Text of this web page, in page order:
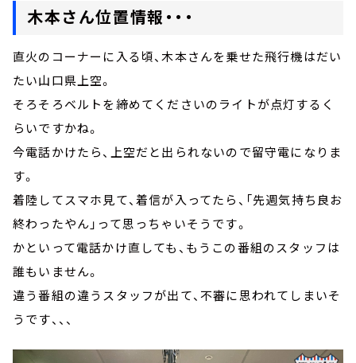
木本さん位置情報・・・
直火のコーナーに入る頃、木本さんを乗せた飛行機はだい
たい山口県上空。
そろそろベルトを締めてくださいのライトが点灯するく
らいですかね。
今電話かけたら、上空だと出られないので留守電になりま
す。
着陸してスマホ見て、着信が入ってたら、「先週気持ち良お
終わったやん」って思っちゃいそうです。
かといって電話かけ直しても、もうこの番組のスタッフは
誰もいません。
違う番組の違うスタッフが出て、不審に思われてしまいそ
うです、、、